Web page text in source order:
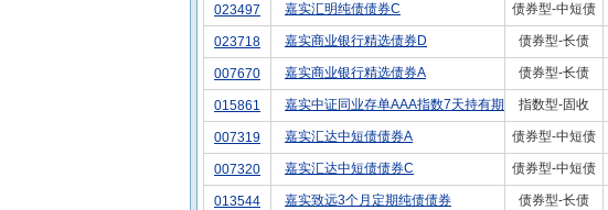
023497 嘉实汇明纯债债券C 债券型-中短债
023718 嘉实商业银行精选债券D 债券型-长债
007670 嘉实商业银行精选债券A 债券型-长债
015861 嘉实中证同业存单AAA指数7天持有期 指数型-固收
007319 嘉实汇达中短债债券A 债券型-中短债
007320 嘉实汇达中短债债券C 债券型-中短债
013544 嘉实致远3个月定期纯债债券 债券型-长债